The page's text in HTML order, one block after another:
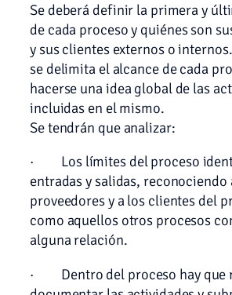
Se deberá definir la primera y
de cada proceso y quiénes son
y sus clientes externos o
se delimita el alcance de cada
hacerse una idea global de las
incluidas en el mismo.
Se tendrán que analizar:
· Los límites del proceso
entradas y salidas, reconociendo
proveedores y a los clientes del
como aquellos otros procesos
alguna relación.
· Dentro del proceso hay que